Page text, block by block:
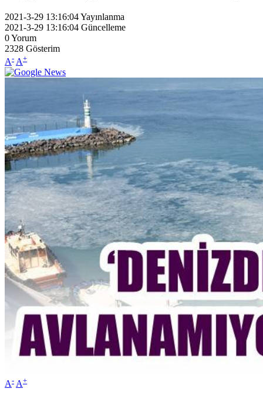
2021-3-29 13:16:04Yayınlanma
2021-3-29 13:16:04 Güncelleme
0Yorum
2328 Gösterim
A- A+
A- A+